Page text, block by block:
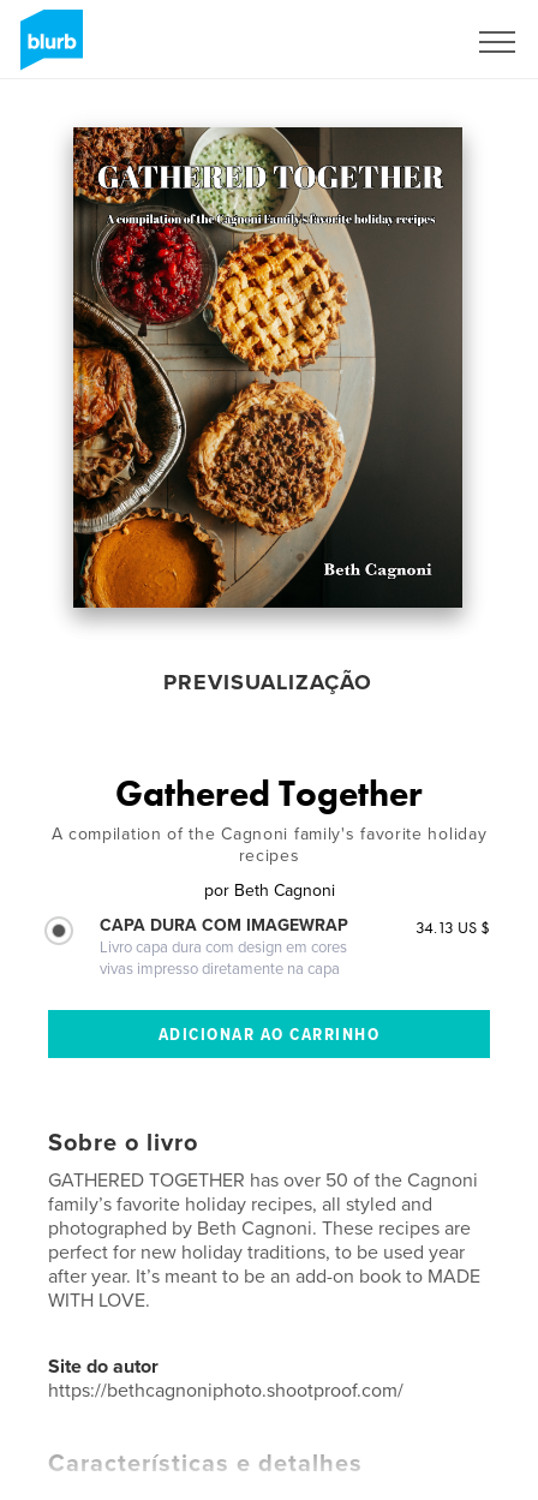
PREVISUALIZAÇÃO
Gathered Together
A compilation of the Cagnoni family's favorite holiday
recipes
por Beth Cagnoni
CAPA DURA COM IMAGEWRAP
Livro capa dura com design em cores
vivas impresso diretamente na capa
34.13 US $
Sobre o livro
GATHERED TOGETHER has over 50 of the Cagnoni
family’s favorite holiday recipes, all styled and
photographed by Beth Cagnoni. These recipes are
perfect for new holiday traditions, to be used year
after year. It’s meant to be an add-on book to MADE
WITH LOVE.
Site do autor
https://bethcagnoniphoto.shootproof.com/
Características e detalhes